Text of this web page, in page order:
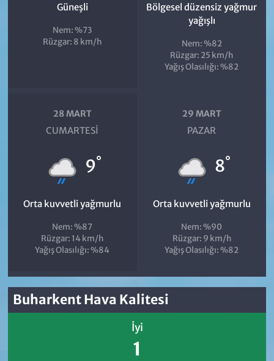
Güneşli
Nem: %73
Rüzgar: 8 km/h
Bölgesel düzensiz yağmur
yağışlı
Nem: %82
Rüzgar: 25 km/h
Yağış Olasılığı: %82
28 MART
CUMARTESI
9°
Orta kuvvetli yağmurlu
Nem: %87
Rüzgar: 14 km/h
Yağış Olasılığı: %84
29 MART
PAZAR
8°
Orta kuvvetli yağmurlu
Nem: %90
Rüzgar: 9 km/h
Yağış Olasılığı: %82
Buharkent Hava Kalitesi
İyi
1